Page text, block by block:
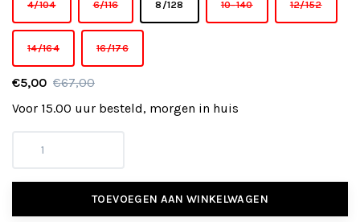
4/104 6/116 8/128 10-140 12/152
14/164 16/176
€5,00 €67,00
Voor 15.00 uur besteld, morgen in huis
TOEVOEGEN AAN WINKELWAGEN